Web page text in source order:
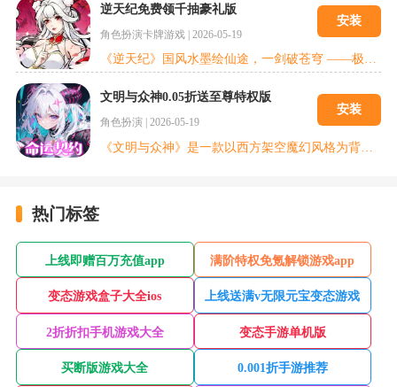
逆天纪免费领千抽豪礼版
角色扮演卡牌游戏 | 2026-05-19
安装
文明与众神0.05折送至尊特权版
角色扮演 2026-05-19
安装
热门标签
上线即赠百万充值app 满阶特权免氪解锁游戏app
变态游戏盒子大全ios 上线送满v无限元宝变态游戏
2折折扣手机游戏大全 变态手游单机版
买断版游戏大全 0.001折手游推荐